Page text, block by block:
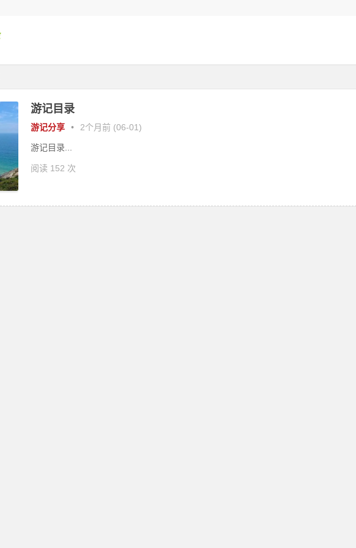
游记目录
游记分享 • 2个月前 (06-01)
游记目录...
阅读 152 次